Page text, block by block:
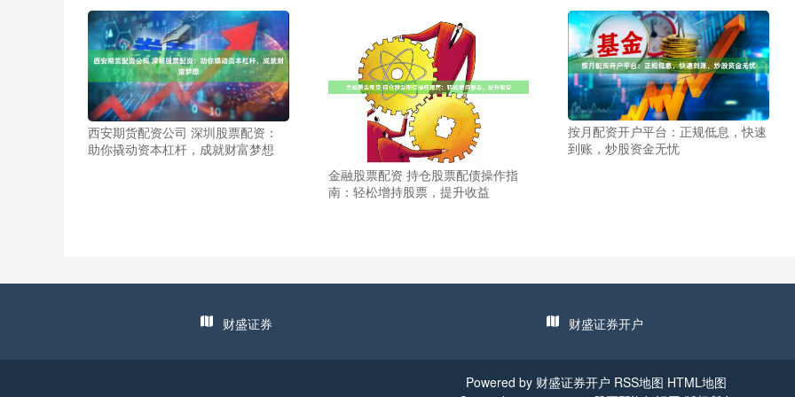
西安期货配资公司 深圳股票配资：
助你撬动资本杠杆，成就财富梦想
金融股票配资 持仓股票配债操作指
南：轻松增持股票，提升收益
按月配资开户平台：正规低息，快速
到账，炒股资金无忧
财盛证券 财盛证券开户
Powered by 财盛证券开户 RSS地图 HTML地图